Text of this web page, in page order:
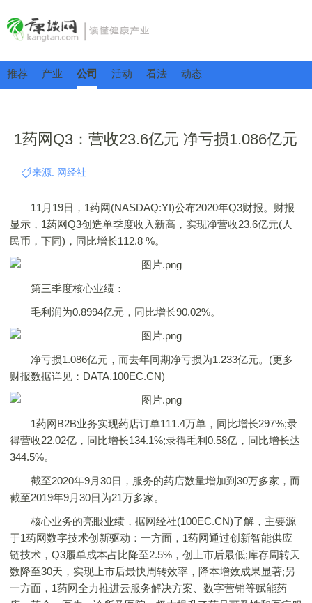
推荐 产业 公司 活动 看法 动态
1药网Q3：营收23.6亿元 净亏损1.086亿元
来源: 网经社
11月19日，1药网(NASDAQ:YI)公布2020年Q3财报。财报
显示，1药网Q3创造单季度收入新高，实现净营收23.6亿元(人
民币，下同)，同比增长112.8 %。
第三季度核心业绩：
毛利润为0.8994亿元，同比增长90.02%。
净亏损1.086亿元，而去年同期净亏损为1.233亿元。(更多
财报数据详见：DATA.100EC.CN)
1药网B2B业务实现药店订单111.4万单，同比增长297%;录
得营收22.02亿，同比增长134.1%;录得毛利0.58亿，同比增长达
344.5%。
截至2020年9月30日，服务的药店数量增加到30万多家，而
截至2019年9月30日为21万多家。
核心业务的亮眼业绩，据网经社(100EC.CN)了解，主要源
于1药网数字技术创新驱动：一方面，1药网通过创新智能供应
链技术，Q3履单成本占比降至2.5%，创上市后最低;库存周转天
数降至30天，实现上市后最快周转效率，降本增效成果显著;另
一方面，1药网全力推进云服务解决方案、数字营销等赋能药